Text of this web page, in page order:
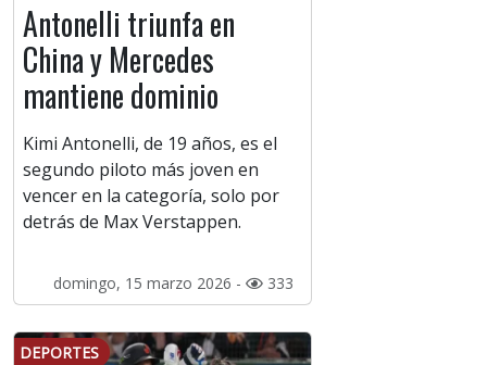
Antonelli triunfa en
China y Mercedes
mantiene dominio
Kimi Antonelli, de 19 años, es el
segundo piloto más joven en
vencer en la categoría, solo por
detrás de Max Verstappen.
domingo, 15 marzo 2026 - 333
DEPORTES